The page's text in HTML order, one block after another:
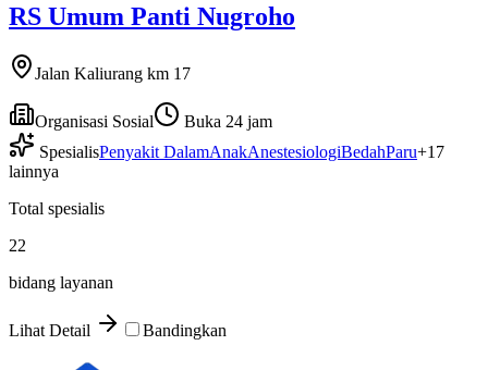
RS Umum Panti Nugroho
Jalan Kaliurang km 17
Organisasi Sosial
Buka 24 jam
SpesialisPenyakit DalamAnakAnestesiologiBedahParu+17
lainnya
Total spesialis
22
bidang layanan
Lihat Detail Bandingkan